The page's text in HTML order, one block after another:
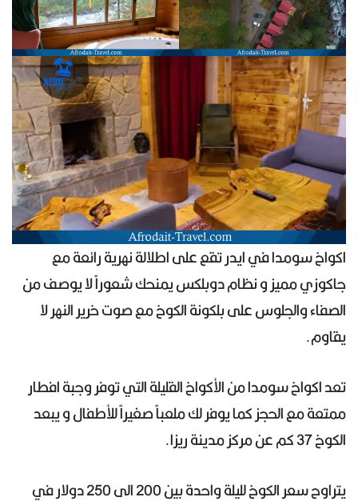
اكواخ سومدا في ايدر تقع على اطلالة نهرية رائعة مع
جاكوزي مميز و نظام دوبلكس يمنحك شعوراً لا يوصف من
الصفاء والجلوس على بلكونة الكوخ مع صوت خرير النهر لا
يقاوم.
تعد اكواخ سومدا من الأكواخ القليلة التي توفر وجبة افطار
ممتعة مع الحجز كما يوفر لك ملعباً صغيراً للأطفال و يبعد
الكوخ 37 كم عن مركز مدينة ريزا.
يتراوح سعر الكوخ لليلة واحدة بين 200 الى 250 دولار في